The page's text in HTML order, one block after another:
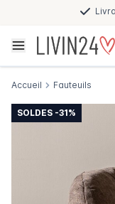
Accueil Fauteuils
SOLDES -31%